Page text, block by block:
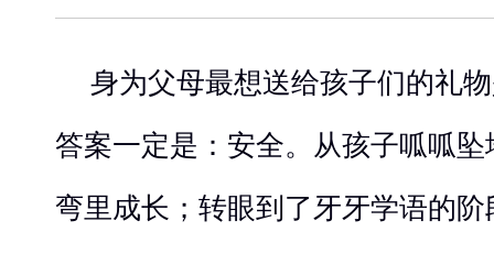
身为父母最想送给孩子们的礼
答案一定是：安全。从孩子呱呱
弯里成长；转眼到了牙牙学语的